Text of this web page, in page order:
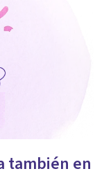
también en